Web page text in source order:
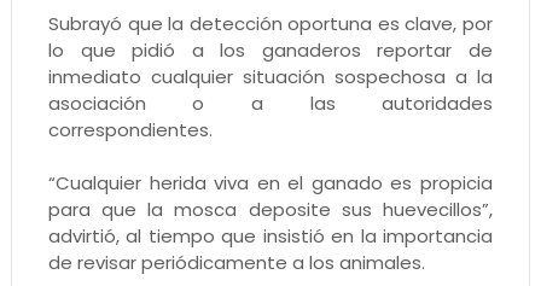
Subrayó que la detección oportuna es clave, por
lo que pidió a los ganaderos reportar de
inmediato cualquier situación sospechosa a la
asociación o a las autoridades
correspondientes.
“Cualquier herida viva en el ganado es propicia
para que la mosca deposite sus huevecillos”,
advirtió, al tiempo que insistió en la importancia
de revisar periódicamente a los animales.